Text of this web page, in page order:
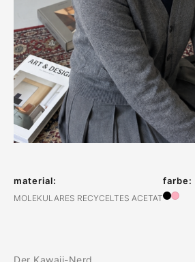
material:
MOLEKULARES RECYCELTES ACETAT
farbe: